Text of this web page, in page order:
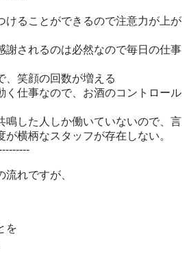
けることができるので注意力が上が
謝されるのは必然なので毎日の仕事
、笑顔の回数が増える
く仕事なので、お酒のコントロール
鳴した人しか働いていないので、言
横柄なスタッフが存在しない。
れですが、
を